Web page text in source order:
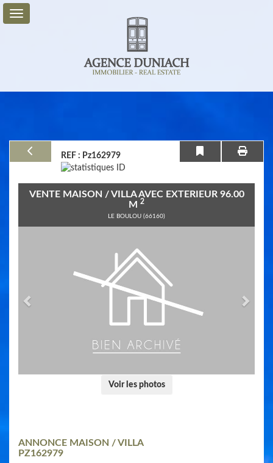
+
Contact
REF : Pz162979
VENTE MAISON / VILLA AVEC EXTERIEUR 96.00
M 2
LE BOULOU (66160)
Voir les photos
ANNONCE MAISON / VILLA
PZ162979